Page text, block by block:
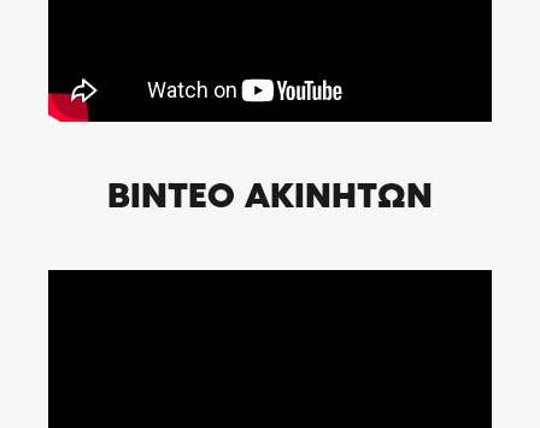
ΒΙΝΤΕΟ ΑΚΙΝΗΤΩΝ